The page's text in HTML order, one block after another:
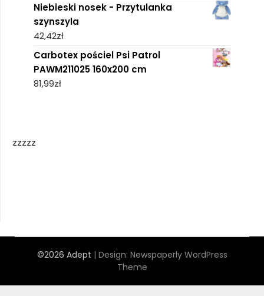
Niebieski nosek - Przytulanka
szynszyla
42,42zł
Carbotex pościel Psi Patrol
PAWM211025 160x200 cm
81,99zł
zzzzz
©2026 Adept | Design: Newspaperly WordPress
Theme